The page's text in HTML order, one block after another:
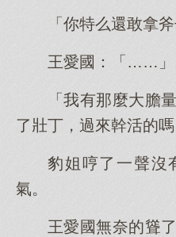
「你特么還敢拿
王愛國：「……」
「我有那麼大膽
了壯丁，過來幹活的
豹姐哼了一聲沒
氣。
王愛國無奈的聳